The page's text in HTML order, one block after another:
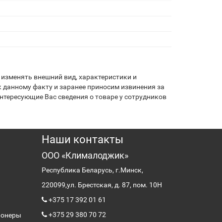
внешний вид, характеристики и
факту и заранее приносим извинения за
Вас сведения о товаре у сотрудников
Наши контакты
ООО «Клималоджик»
Республика Беларусь, г.Минск,
220099,ул. Брестская, д. 87, пом. 10Н
+375 17 392 01 61
+375 29 380 70 72